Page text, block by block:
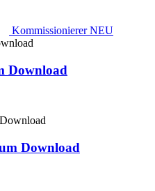
Kommissionierer NEU
Download
Download